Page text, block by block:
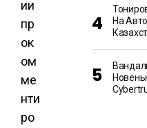
ии
пр
ок
ом
ме
нти
ро
На